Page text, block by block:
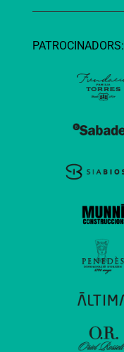
PATROCINADORS: